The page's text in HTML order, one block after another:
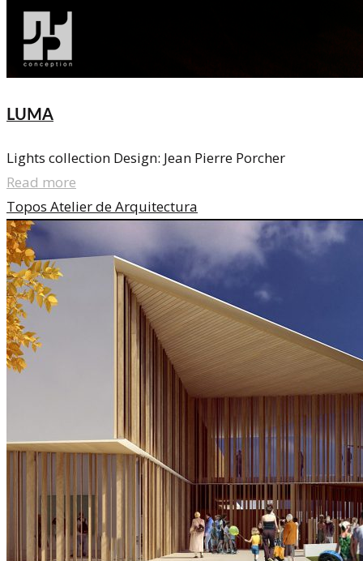
LUMA
Lights collection Design: Jean Pierre Porcher
Read more
Topos Atelier de Arquitectura